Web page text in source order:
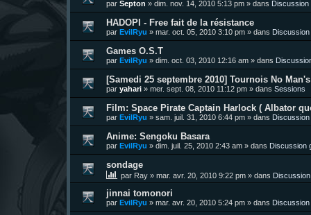
par Septon » dim. nov. 14, 2010 5:13 pm » dans Discussion
HADOPI - Free fait de la résistance
par EvilRyu » mar. oct. 05, 2010 3:10 pm » dans
Games O.S.T
par EvilRyu » dim. oct. 03, 2010 12:16 am » dans
[Samedi 25 septembre 2010] Tournois No
par yahari » mer. sept. 08, 2010 11:12 pm » dans Sessions
Film: Space Pirate Captain Harlock ( Albator
par EvilRyu » sam. juil. 31, 2010 6:44 pm » dans
Anime: Sengoku Basara
par EvilRyu » dim. juil. 25, 2010 2:43 am » dans Discussion
sondage
par Ray » mar. avr. 20, 2010 9:22 pm » dans
jinnai tomonori
par EvilRyu » mar. avr. 20, 2010 5:24 pm » dans